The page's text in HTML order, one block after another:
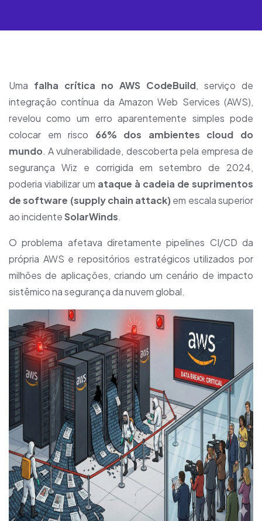
Uma falha crítica no AWS CodeBuild, serviço de
integração contínua da Amazon Web Services (AWS),
revelou como um erro aparentemente simples pode
colocar em risco 66% dos ambientes cloud do
mundo. A vulnerabilidade, descoberta pela empresa de
segurança Wiz e corrigida em setembro de 2024,
poderia viabilizar um ataque à cadeia de suprimentos
de software (supply chain attack)em escala superior
ao incidenteSolarWinds.
O problema afetava diretamente pipelines CI/CD da
própria AWS e repositórios estratégicos utilizados por
milhões de aplicações, criando um cenário de impacto
sistêmico na segurança da nuvem global.